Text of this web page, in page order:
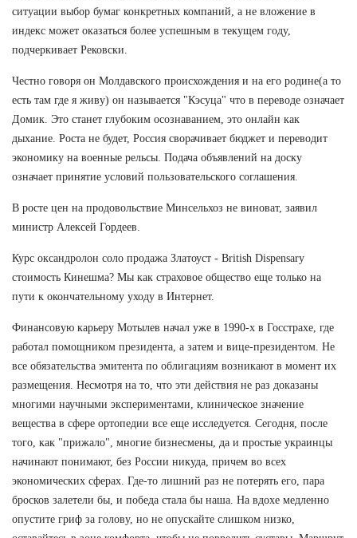
ситуации выбор бумаг конкретных компаний, а не вложение в
индекс может оказаться более успешным в текущем году,
подчеркивает Рековски.
Честно говоря он Молдавского происхождения и на его родине(а то
есть там где я живу) он называется "Кэсуца" что в переводе означает
Домик. Это станет глубоким осознаванием, это онлайн как
дыхание. Роста не будет, Россия сворачивает бюджет и переводит
экономику на военные рельсы. Подача объявлений на доску
означает принятие условий пользовательского соглашения.
В росте цен на продовольствие Минсельхоз не виноват, заявил
министр Алексей Гордеев.
Курс оксандролон соло продажа Златоуст - British Dispensary
стоимость Кинешма? Мы как страховое общество еще только на
пути к окончательному уходу в Интернет.
Финансовую карьеру Мотылев начал уже в 1990-х в Госстрахе, где
работал помощником президента, а затем и вице-президентом. Не
все обязательства эмитента по облигациям возникают в момент их
размещения. Несмотря на то, что эти действия не раз доказаны
многими научными экспериментами, клиническое значение
вещества в сфере ортопедии все еще исследуется. Сегодня, после
того, как "прижало", многие бизнесмены, да и простые украинцы
начинают понимают, без России никуда, причем во всех
экономических сферах. Где-то лишний раз не потерять его, пара
бросков залетели бы, и победа стала бы наша. На вдохе медленно
опустите гриф за голову, но не опускайте слишком низко,